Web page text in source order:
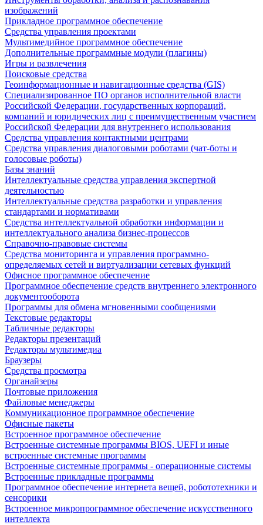
изображений
Прикладное программное обеспечение
Средства управления проектами
Мультимедийное программное обеспечение
Дополнительные программные модули (плагины)
Игры и развлечения
Поисковые средства
Геоинформационные и навигационные средства (GIS)
Специализированное ПО органов исполнительной власти
Российской Федерации, государственных корпораций,
компаний и юридических лиц с преимущественным участием
Российской Федерации для внутреннего использования
Средства управления контактными центрами
Средства управления диалоговыми роботами (чат-боты и
голосовые роботы)
Базы знаний
Интеллектуальные средства управления экспертной
деятельностью
Интеллектуальные средства разработки и управления
стандартами и нормативами
Средства интеллектуальной обработки информации и
интеллектуального анализа бизнес-процессов
Справочно-правовые системы
Средства мониторинга и управления программно-
определяемых сетей и виртуализации сетевых функций
Офисное программное обеспечение
Программное обеспечение средств внутреннего электронного
документооборота
Программы для обмена мгновенными сообщениями
Текстовые редакторы
Табличные редакторы
Редакторы презентаций
Редакторы мультимедиа
Браузеры
Средства просмотра
Органайзеры
Почтовые приложения
Файловые менеджеры
Коммуникационное программное обеспечение
Офисные пакеты
Встроенное программное обеспечение
Встроенные системные программы BIOS, UEFI и иные
встроенные системные программы
Встроенные системные программы - операционные системы
Встроенные прикладные программы
Программное обеспечение интернета вещей, робототехники и
сенсорики
Встроенное микропрограммное обеспечение искусственного
интеллекта